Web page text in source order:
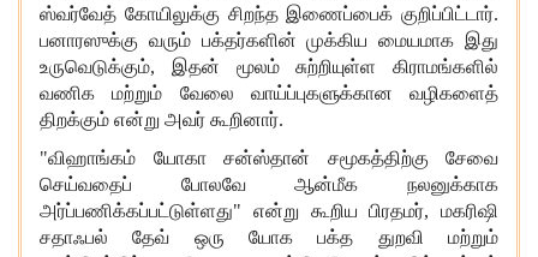
ஸ்வர்வேத் கோயிலுக்கு சிறந்த இணைப்பைக் குறிப்பிட்டார்.
பனாரஸுக்கு வரும் பக்தர்களின் முக்கிய மையமாக இது
உருவெடுக்கும், இதன் மூலம் சுற்றியுள்ள கிராமங்களில்
வணிக மற்றும் வேலை வாய்ப்புகளுக்கான வழிகளைத்
திறக்கும் என்று அவர் கூறினார்.
"விஹாங்கம் யோகா சன்ஸ்தான் சமூகத்திற்கு சேவை
செய்வதைப் போலவே ஆன்மீக நலனுக்காக
அர்ப்பணிக்கப்பட்டுள்ளது" என்று கூறிய பிரதமர், மகரிஷி
சதாஃபல் தேவ் ஒரு யோக பக்த துறவி மற்றும்